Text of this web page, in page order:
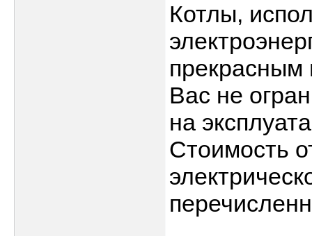
Котлы,
Вас не
на
Стоимость